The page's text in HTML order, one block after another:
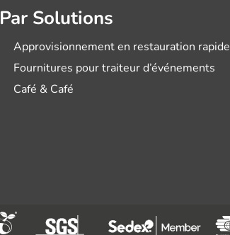
Par Solutions
Approvisionnement en restauration rapide
Fournitures pour traiteur d’événements
Café & Café